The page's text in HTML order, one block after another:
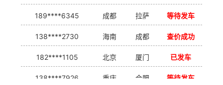
189****6345 成都 拉萨 等待发车
138****2730 海南 成都 查价成功
182****1105 北京 厦门 已发车
138****7926 重庆 合肥 等待发车